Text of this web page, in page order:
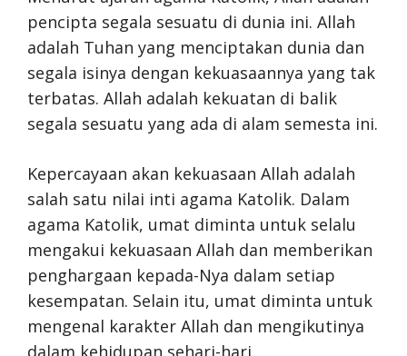
pencipta segala sesuatu di dunia ini. Allah
adalah Tuhan yang menciptakan dunia dan
segala isinya dengan kekuasaannya yang tak
terbatas. Allah adalah kekuatan di balik
segala sesuatu yang ada di alam semesta ini.
Kepercayaan akan kekuasaan Allah adalah
salah satu nilai inti agama Katolik. Dalam
agama Katolik, umat diminta untuk selalu
mengakui kekuasaan Allah dan memberikan
penghargaan kepada-Nya dalam setiap
kesempatan. Selain itu, umat diminta untuk
mengenal karakter Allah dan mengikutinya
dalam kehidupan sehari-hari.